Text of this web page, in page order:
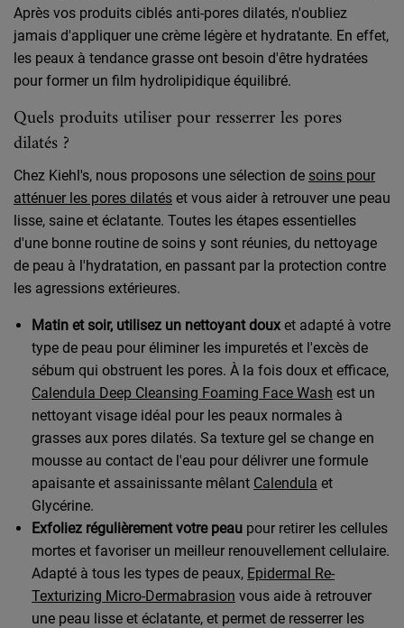
Après vos produits ciblés anti-pores dilatés, n'oubliez
jamais d'appliquer une crème légère et hydratante. En effet,
les peaux à tendance grasse ont besoin d'être hydratées
pour former un film hydrolipidique équilibré.
Quels produits utiliser pour resserrer les pores
dilatés ?
Chez Kiehl's, nous proposons une sélection de soins pour
atténuer les pores dilatés et vous aider à retrouver une peau
lisse, saine et éclatante. Toutes les étapes essentielles
d'une bonne routine de soins y sont réunies, du nettoyage
de peau à l'hydratation, en passant par la protection contre
les agressions extérieures.
Matin et soir, utilisez un nettoyant doux et adapté à votre
type de peau pour éliminer les impuretés et l'excès de
sébum qui obstruent les pores. À la fois doux et efficace,
Calendula Deep Cleansing Foaming Face Wash est un
nettoyant visage idéal pour les peaux normales à
grasses aux pores dilatés. Sa texture gel se change en
mousse au contact de l'eau pour délivrer une formule
apaisante et assainissante mêlant Calendula et
Glycérine.
Exfoliez régulièrement votre peau pour retirer les cellules
mortes et favoriser un meilleur renouvellement cellulaire.
Adapté à tous les types de peaux, Epidermal Re-
Texturizing Micro-Dermabrasion vous aide à retrouver
une peau lisse et éclatante, et permet de resserrer les